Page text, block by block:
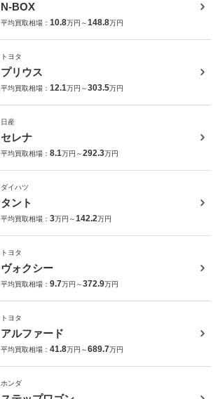
N-BOX
平均買取相場： 10.8万円～148.8万円
トヨタ
プリウス
平均買取相場： 12.1万円～303.5万円
日産
セレナ
平均買取相場： 8.1万円～292.3万円
ダイハツ
タント
平均買取相場： 3万円～142.2万円
トヨタ
ヴォクシー
平均買取相場： 9.7万円～372.9万円
トヨタ
アルファード
平均買取相場： 41.8万円～689.7万円
ホンダ